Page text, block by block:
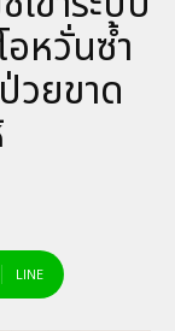
หวั่นซ้ำ
วยขาด
LINE